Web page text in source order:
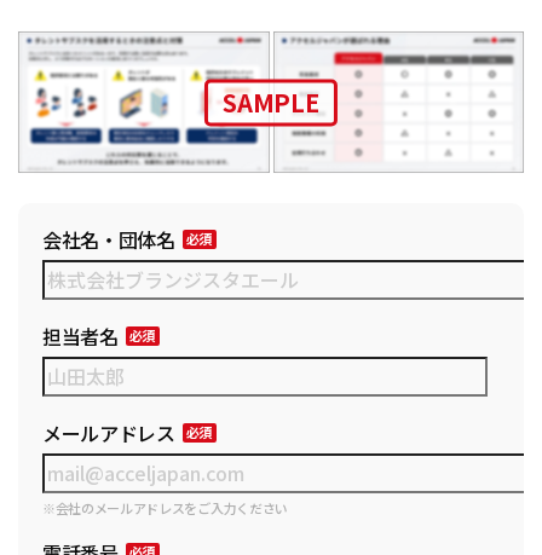
SAMPLE
会社名・団体名
担当者名
メールアドレス
※会社のメールアドレスをご入力ください